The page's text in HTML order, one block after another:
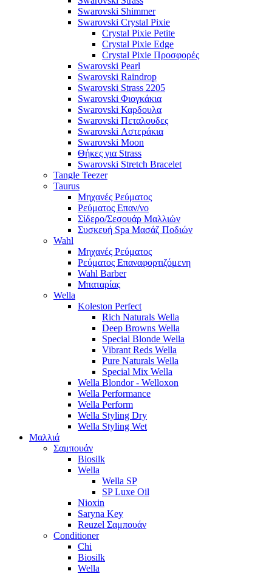
Swarovski Shimmer
Swarovski Crystal Pixie
Crystal Pixie Petite
Crystal Pixie Edge
Crystal Pixie Προσφορές
Swarovski Pearl
Swarovski Raindrop
Swarovski Strass 2205
Swarovski Φιογκάκια
Swarovski Καρδουλα
Swarovski Πεταλουδες
Swarovski Αστεράκια
Swarovski Moon
Θήκες για Strass
Swarovski Stretch Bracelet
Tangle Teezer
Taurus
Μηχανές Ρεύματος
Ρεύματος Επαν/νο
Σίδερο/Σεσουάρ Μαλλιών
Συσκευή Spa Μασάζ Ποδιών
Wahl
Μηχανές Ρεύματος
Ρεύματος Επαναφορτιζόμενη
Wahl Barber
Μπαταρίας
Wella
Koleston Perfect
Rich Naturals Wella
Deep Browns Wella
Special Blonde Wella
Vibrant Reds Wella
Pure Naturals Wella
Special Mix Wella
Wella Blondor - Welloxon
Wella Performance
Wella Perform
Wella Styling Dry
Wella Styling Wet
Μαλλιά
Σαμπουάν
Biosilk
Wella
Wella SP
SP Luxe Oil
Nioxin
Saryna Key
Reuzel Σαμπουάν
Conditioner
Chi
Biosilk
Wella